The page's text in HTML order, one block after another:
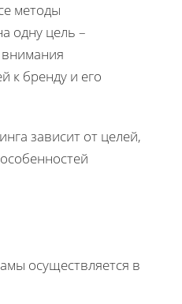
методы
одну цель –
к бренду и его
зависит от целей,
осуществляется в